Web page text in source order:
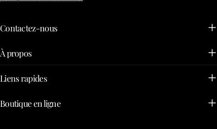
Contactez-nous
À propos
Liens rapides
Boutique en ligne